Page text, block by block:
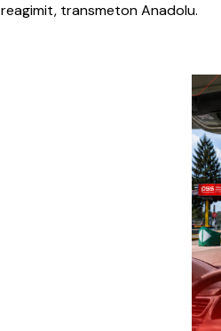
reagimit, transmeton Anadolu.